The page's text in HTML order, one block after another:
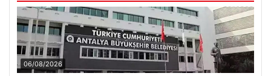
06/08/2026